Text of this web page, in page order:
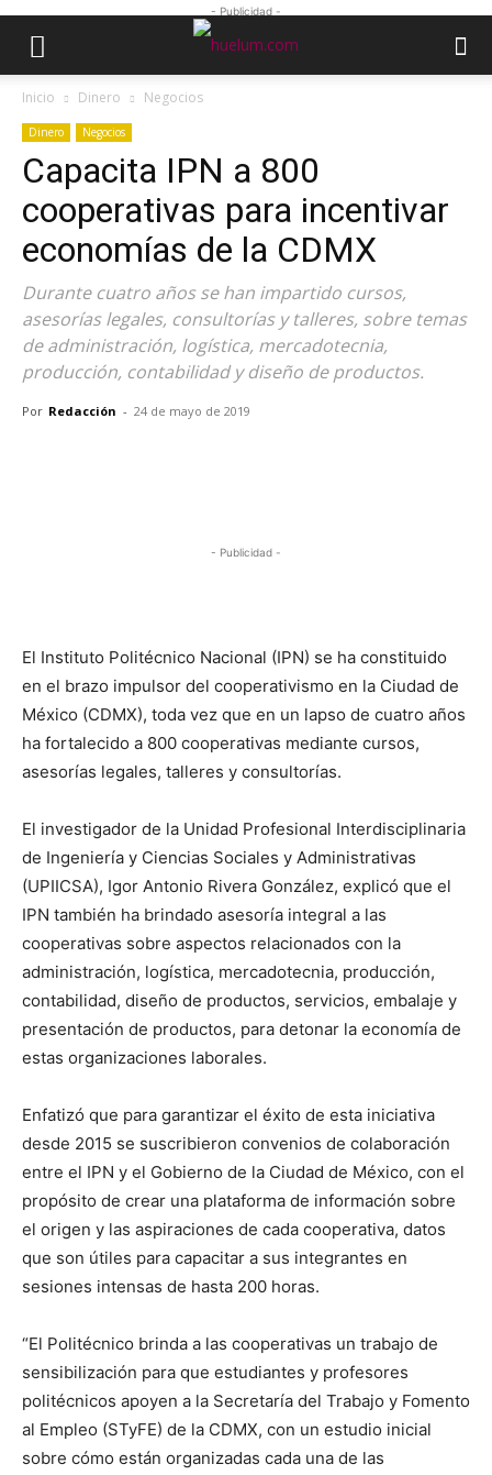
- Publicidad -
Inicio Dinero Negocios
Dinero Negocios
Capacita IPN a 800
cooperativas para incentivar
economías de la CDMX
Durante cuatro años se han impartido cursos,
asesorías legales, consultorías y talleres, sobre temas
de administración, logística, mercadotecnia,
producción, contabilidad y diseño de productos.
Por Redacción - 24 de mayo de 2019
- Publicidad -
El Instituto Politécnico Nacional (IPN) se ha constituido
en el brazo impulsor del cooperativismo en la Ciudad de
México (CDMX), toda vez que en un lapso de cuatro años
ha fortalecido a 800 cooperativas mediante cursos,
asesorías legales, talleres y consultorías.
El investigador de la Unidad Profesional Interdisciplinaria
de Ingeniería y Ciencias Sociales y Administrativas
(UPIICSA), Igor Antonio Rivera González, explicó que el
IPN también ha brindado asesoría integral a las
cooperativas sobre aspectos relacionados con la
administración, logística, mercadotecnia, producción,
contabilidad, diseño de productos, servicios, embalaje y
presentación de productos, para detonar la economía de
estas organizaciones laborales.
Enfatizó que para garantizar el éxito de esta iniciativa
desde 2015 se suscribieron convenios de colaboración
entre el IPN y el Gobierno de la Ciudad de México, con el
propósito de crear una plataforma de información sobre
el origen y las aspiraciones de cada cooperativa, datos
que son útiles para capacitar a sus integrantes en
sesiones intensas de hasta 200 horas.
“El Politécnico brinda a las cooperativas un trabajo de
sensibilización para que estudiantes y profesores
politécnicos apoyen a la Secretaría del Trabajo y Fomento
al Empleo (STyFE) de la CDMX, con un estudio inicial
sobre cómo están organizadas cada una de las